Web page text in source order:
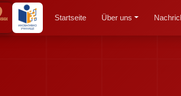
Startseite Über uns